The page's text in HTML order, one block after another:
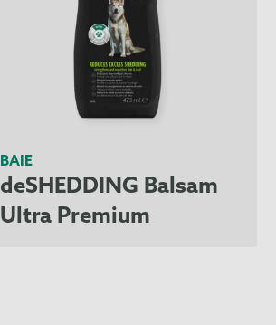
BAIE
deSHEDDING Balsam
Ultra Premium